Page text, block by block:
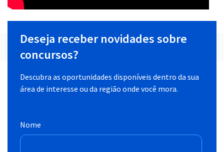
Deseja receber novidades sobre
concursos?
Descubra as oportunidades disponíveis dentro da sua
área de interesse ou da região onde você mora.
Nome